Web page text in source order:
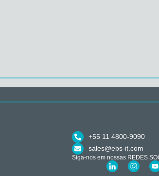
+55 11 4800-9090
sales@ebs-it.com
Siga-nos em nossas REDES